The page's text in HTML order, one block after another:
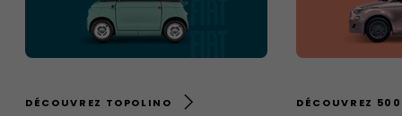
DÉCOUVREZ TOPOLINO DÉCOUVREZ 500